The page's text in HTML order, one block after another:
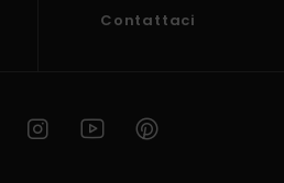
Contattaci